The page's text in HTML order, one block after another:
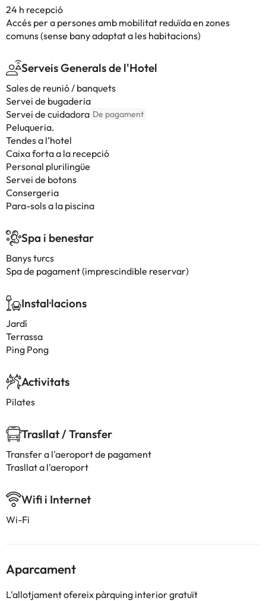
24 h recepció
Accés per a persones amb mobilitat reduïda en zones
comuns (sense bany adaptat a les habitacions)
Serveis Generals de l'Hotel
Sales de reunió / banquets
Servei de bugaderia
Servei de cuidadora De pagament
Peluqueria.
Tendes a l’hotel
Caixa forta a la recepció
Personal plurilingüe
Servei de botons
Consergeria
Para-sols a la piscina
Spa i benestar
Banys turcs
Spa de pagament (imprescindible reservar)
Instal·lacions
Jardí
Terrassa
Ping Pong
Activitats
Pilates
Trasllat / Transfer
Transfer a l'aeroport de pagament
Trasllat a l'aeroport
Wifi i Internet
Wi-Fi
Aparcament
L'allotjament ofereix pàrquing interior gratuït